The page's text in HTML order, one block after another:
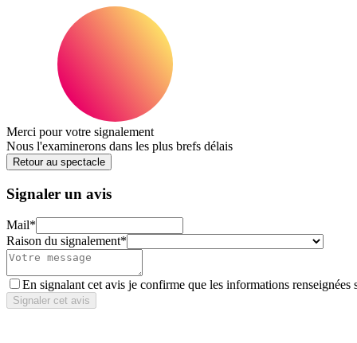
Merci pour votre signalement
Nous l'examinerons dans les plus brefs délais
Retour au spectacle
Signaler un avis
Mail*
Raison du signalement*
En signalant cet avis je confirme que les informations renseignées
Signaler cet avis